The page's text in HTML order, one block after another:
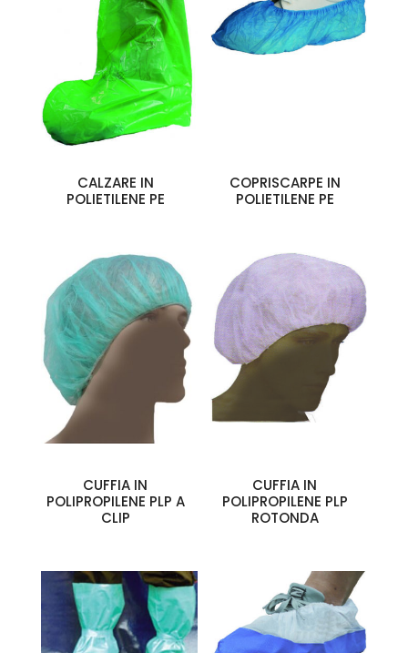
CALZARE IN
POLIETILENE PE
COPRISCARPE IN
POLIETILENE PE
CUFFIA IN
POLIPROPILENE PLP A
CLIP
CUFFIA IN
POLIPROPILENE PLP
ROTONDA